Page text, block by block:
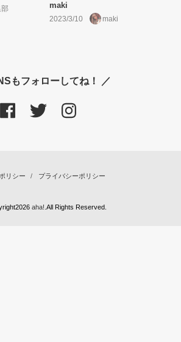
maki
2023/3/10 maki
もフォローしてね！ ／
リシー プライバシーポリシー
aha! .All Rights Reserved.